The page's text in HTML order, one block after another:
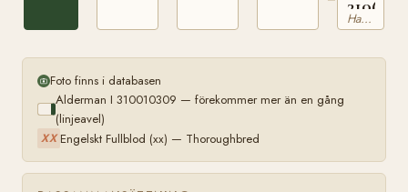
Hannoveranare
Foto finns i databasen
Alderman I 310010309 — förekommer mer än en gång
(linjeavel)
XX Engelskt Fullblod (xx) — Thoroughbred